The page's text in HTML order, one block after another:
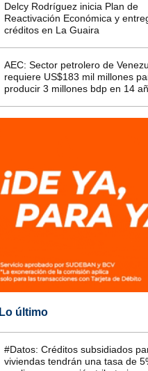
Delcy Rodríguez inicia Plan de
Reactivación Económica y
créditos en La Guaira
AEC: Sector petrolero de
requiere US$183 mil millones
producir 3 millones bdp en 14
Lo último
#Datos: Créditos subsidiados
viviendas tendrán una tasa de